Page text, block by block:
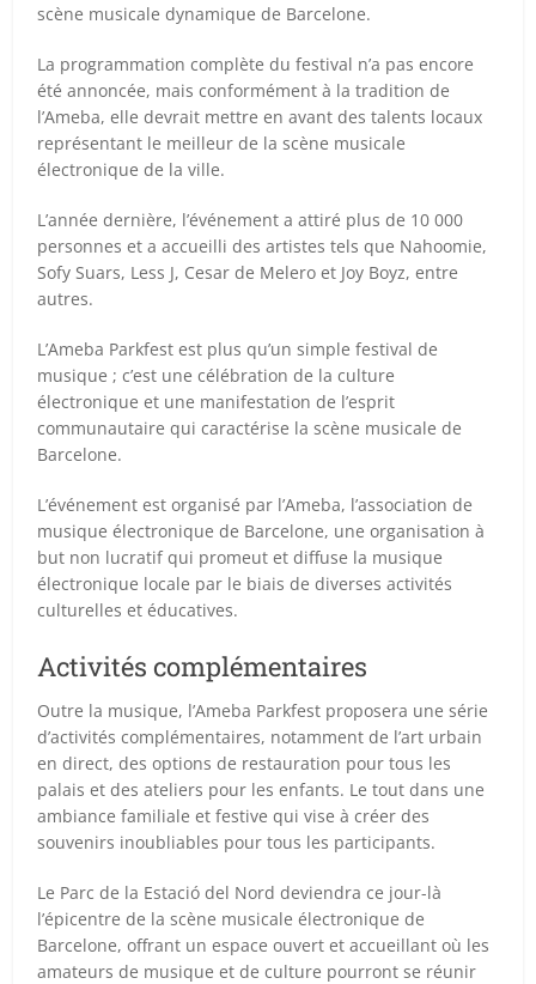
scène musicale dynamique de Barcelone.
La programmation complète du festival n’a pas encore
été annoncée, mais conformément à la tradition de
l’Ameba, elle devrait mettre en avant des talents locaux
représentant le meilleur de la scène musicale
électronique de la ville.
L’année dernière, l’événement a attiré plus de 10 000
personnes et a accueilli des artistes tels que Nahoomie,
Sofy Suars, Less J, Cesar de Melero et Joy Boyz, entre
autres.
L’Ameba Parkfest est plus qu’un simple festival de
musique ; c’est une célébration de la culture
électronique et une manifestation de l’esprit
communautaire qui caractérise la scène musicale de
Barcelone.
L’événement est organisé par l’Ameba, l’association de
musique électronique de Barcelone, une organisation à
but non lucratif qui promeut et diffuse la musique
électronique locale par le biais de diverses activités
culturelles et éducatives.
Activités complémentaires
Outre la musique, l’Ameba Parkfest proposera une série
d’activités complémentaires, notamment de l’art urbain
en direct, des options de restauration pour tous les
palais et des ateliers pour les enfants. Le tout dans une
ambiance familiale et festive qui vise à créer des
souvenirs inoubliables pour tous les participants.
Le Parc de la Estació del Nord deviendra ce jour-là
l’épicentre de la scène musicale électronique de
Barcelone, offrant un espace ouvert et accueillant où les
amateurs de musique et de culture pourront se réunir